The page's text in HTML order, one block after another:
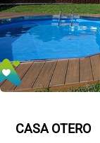
CASA OTERO